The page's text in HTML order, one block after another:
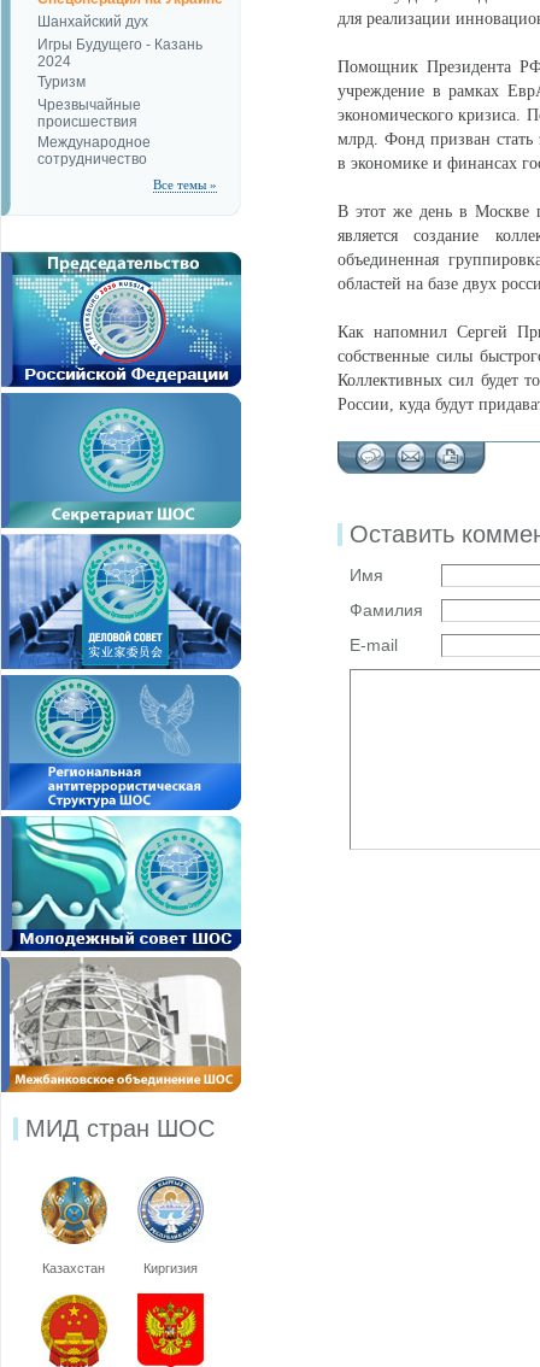
Шанхайский дух
Игры Будущего - Казань
2024
Туризм
Чрезвычайные
происшествия
Международное
сотрудничество
Все темы »
МИД стран ШОС
Казахстан Киргизия
для реализации
Помощник Президента РФ
учреждение в рамках
экономического кризиса.
млрд. Фонд призван стать
в экономике и финансах
В этот же день в Москве
является создание
объединенная
областей на базе двух
Как напомнил Сергей
собственные силы
Коллективных сил будет
России, куда будут
Оставить
Имя
Фамилия
E-mail